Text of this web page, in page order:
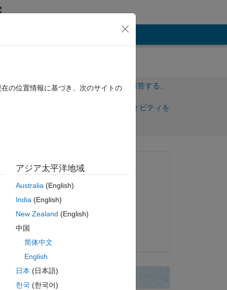
サインインしてこの質問に回答する。
サインインしてアクティビティを
質問済み:
2024 年 8 月 7 日
コメント済み:
の位置情報に基づき、次のサイトの
アジア太平洋地域
Australia(English)
India(English)
New Zealand (English)
中国
简体中文
English
日本 (日本語)
한국 (한국어)